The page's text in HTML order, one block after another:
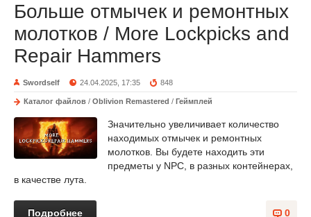
Больше отмычек и ремонтных
молотков / More Lockpicks and
Repair Hammers
Swordself 24.04.2025, 17:35 848
Каталог файлов / Oblivion Remastered / Геймплей
Значительно увеличивает количество
находимых отмычек и ремонтных
молотков. Вы будете находить эти
предметы у NPC, в разных контейнерах,
в качестве лута.
0
Подробнее